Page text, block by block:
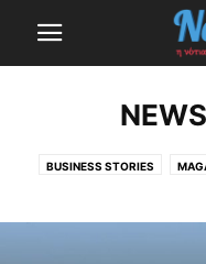
BUSINESS STORIES
Η ΕΠΕΝΔΥΣΗ ΤΟΥ